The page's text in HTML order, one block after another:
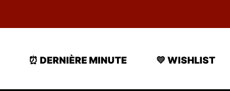
⏰ DERNIÈRE MINUTE 💛 WISHLIST